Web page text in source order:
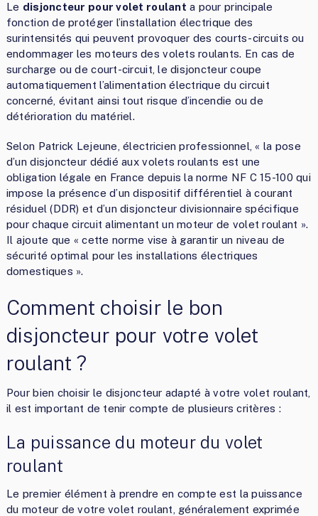
Le disjoncteur pour volet roulant a pour principale
fonction de protéger l’installation électrique des
surintensités qui peuvent provoquer des courts-circuits ou
endommager les moteurs des volets roulants. En cas de
surcharge ou de court-circuit, le disjoncteur coupe
automatiquement l’alimentation électrique du circuit
concerné, évitant ainsi tout risque d’incendie ou de
détérioration du matériel.
Selon Patrick Lejeune, électricien professionnel, « la pose
d’un disjoncteur dédié aux volets roulants est une
obligation légale en France depuis la norme NF C 15-100 qui
impose la présence d’un dispositif différentiel à courant
résiduel (DDR) et d’un disjoncteur divisionnaire spécifique
pour chaque circuit alimentant un moteur de volet roulant ».
Il ajoute que « cette norme vise à garantir un niveau de
sécurité optimal pour les installations électriques
domestiques ».
Comment choisir le bon
disjoncteur pour votre volet
roulant ?
Pour bien choisir le disjoncteur adapté à votre volet roulant,
il est important de tenir compte de plusieurs critères :
La puissance du moteur du volet
roulant
Le premier élément à prendre en compte est la puissance
du moteur de votre volet roulant, généralement exprimée